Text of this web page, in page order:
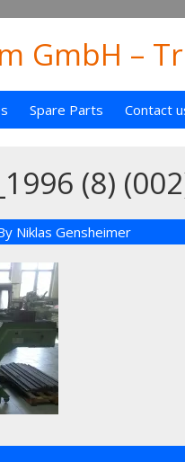
GmbH –
Spare Parts Contact
(8)
Niklas Gensheimer